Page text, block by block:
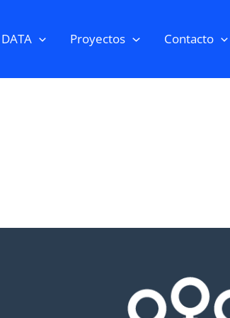
Proyectos Contacto